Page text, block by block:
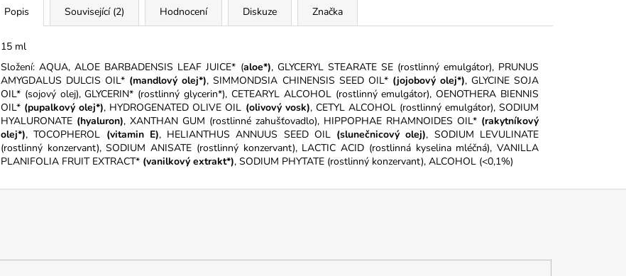
Popis Související (2) Hodnocení Diskuze Značka
15 ml
Složení: AQUA, ALOE BARBADENSIS LEAF JUICE* (aloe*), GLYCERYL STEARATE SE (rostlinný emulgátor), PRUNUS
AMYGDALUS DULCIS OIL* (mandlový olej*), SIMMONDSIA CHINENSIS SEED OIL* (jojobový olej*), GLYCINE SOJA
OIL* (sojový olej), GLYCERIN* (rostlinný glycerin*), CETEARYL ALCOHOL (rostlinný emulgátor), OENOTHERA BIENNIS
OIL* (pupalkový olej*), HYDROGENATED OLIVE OIL (olivový vosk), CETYL ALCOHOL (rostlinný emulgátor), SODIUM
HYALURONATE (hyaluron), XANTHAN GUM (rostlinné zahušťovadlo), HIPPOPHAE RHAMNOIDES OIL* (rakytníkový
olej*), TOCOPHEROL (vitamin E), HELIANTHUS ANNUUS SEED OIL (slunečnicový olej), SODIUM LEVULINATE
(rostlinný konzervant), SODIUM ANISATE (rostlinný konzervant), LACTIC ACID (rostlinná kyselina mléčná), VANILLA
PLANIFOLIA FRUIT EXTRACT* (vanilkový extrakt*), SODIUM PHYTATE (rostlinný konzervant), ALCOHOL (<0,1%)